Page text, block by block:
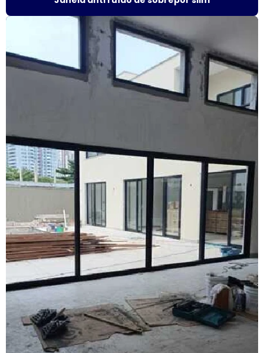
Fabricante de janela de alumínio sobreposta
Fabricante de janela antirruído em sp
Fabricante de janela sobreposta de correr
Fabricante de janela vidro multilaminado
Fabricante de janela vidro triplo
Fabricante de portas e janelas de alumínio
Fornecedor de esquadrias de alto padrão
Fornecedor de esquadrias de alumínio
Fornecedor de janela de alumínio sobreposta
Fornecedor de janela anti ruído
Fornecedor de janela sobreposta